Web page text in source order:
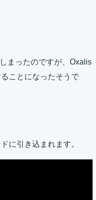
まったのですが、Oxalis
ことになったそうで
に引き込まれます。